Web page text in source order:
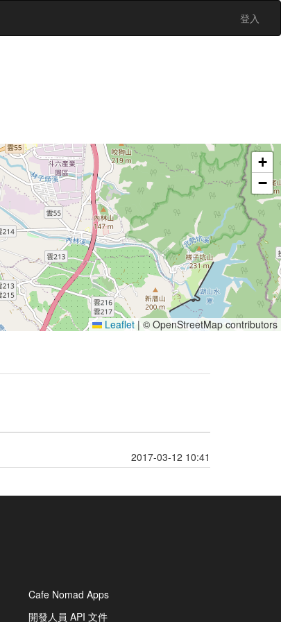
登入
+
−
Leaflet | © OpenStreetMap contributors
2017-03-12 10:41
Cafe Nomad Apps
開發人員 API 文件